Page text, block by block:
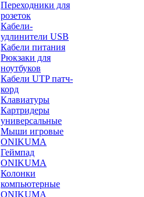
Переходники для
розеток
Кабели-
удлинители USB
Кабели питания
Рюкзаки для
ноутбуков
Кабели UTP патч-
корд
Клавиатуры
Картридеры
универсальные
Мыши игровые
ONIKUMA
Геймпад
ONIKUMA
Колонки
компьютерные
ONIKUMA